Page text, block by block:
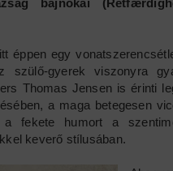
bajnokai
éppen egy
szülő-gyerek viszonyra
Thomas Jensen is érinti
a maga betegesen
fekete humort a
keverő stílusában.